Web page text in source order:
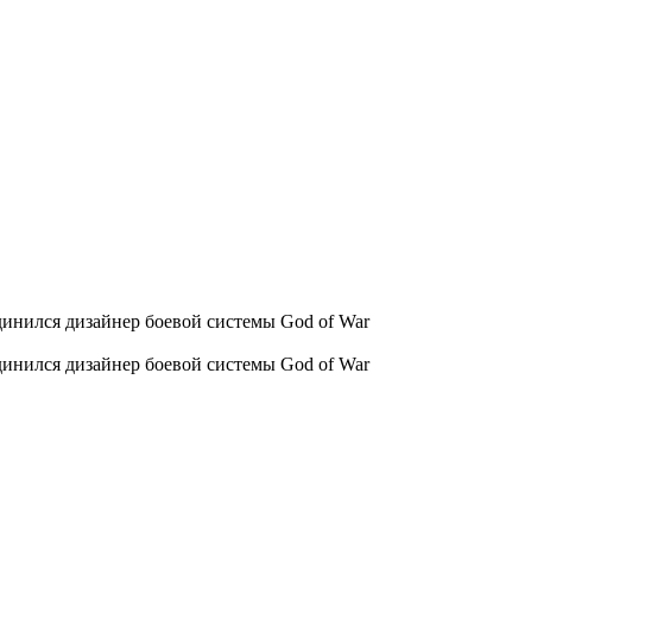
дизайнер боевой системы God of War
дизайнер боевой системы God of War